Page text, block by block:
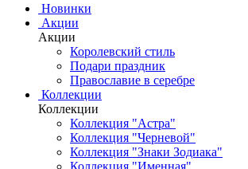
Новинки
Акции
Акции
Королевский стиль
Подари праздник
Православие в серебре
Коллекции
Коллекции
Коллекция "Астра"
Коллекция "Черневой"
Коллекция "Знаки Зодиака"
Коллекция "Именная"